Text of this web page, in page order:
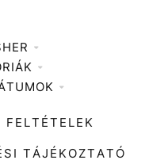
FELTÉTELEK
TÁJÉKOZTATÓ